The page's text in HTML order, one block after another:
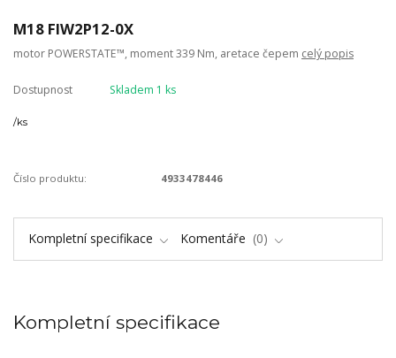
M18 FIW2P12-0X
motor POWERSTATE™, moment 339 Nm, aretace čepem celý popis
Dostupnost Skladem 1 ks
/ks
Číslo produktu: 4933478446
Kompletní specifikace Komentáře 0
Kompletní specifikace